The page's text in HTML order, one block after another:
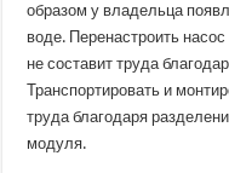
образом у владельца
воде. Перенастроить
не составит труда
Транспортировать и
труда благодаря
модуля.